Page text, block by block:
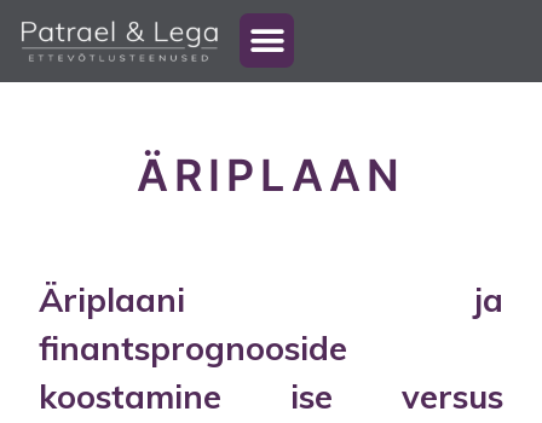
ÄRIPLAAN
Äriplaani ja
finantsprognooside
koostamine ise versus